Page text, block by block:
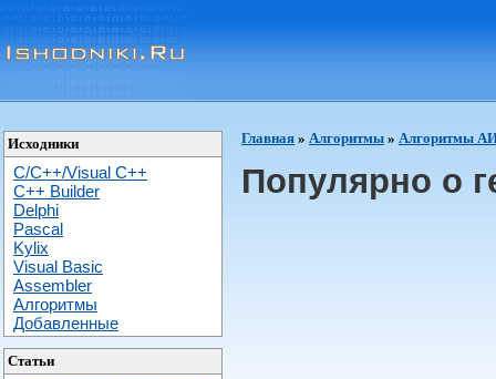
Исходники
C/C++/Visual C++
С++ Builder
Delphi
Pascal
Kylix
Visual Basic
Assembler
Алгоритмы
Добавленные
Статьи
Главная » Алгоритмы » Алгоритмы
Популярно о